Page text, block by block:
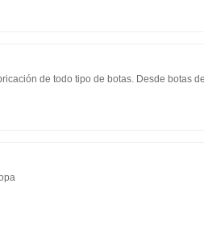
de todo tipo de botas. Desde botas